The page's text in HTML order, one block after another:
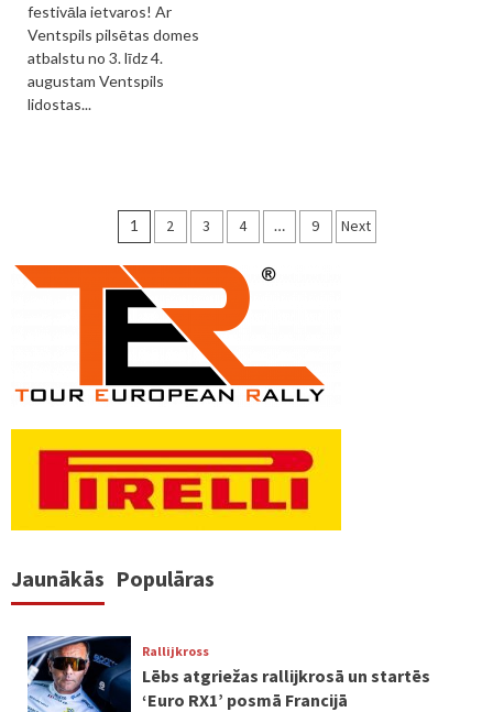
festivāla ietvaros! Ar
Ventspils pilsētas domes
atbalstu no 3. līdz 4.
augustam Ventspils
lidostas...
Ziņu
numerācija
pēc
lappusēm
1 2 3 4 … 9 Next
Jaunākās Populāras
Rallijkross
Lēbs atgriežas rallijkrosā un startēs
‘Euro RX1’ posmā Francijā